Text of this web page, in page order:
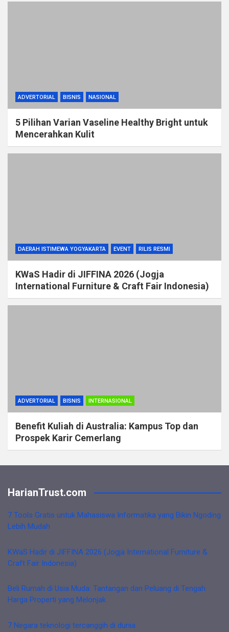
ADVERTORIAL BISNIS NASIONAL
5 Pilihan Varian Vaseline Healthy Bright untuk
Mencerahkan Kulit
DAERAH ISTIMEWA YOGYAKARTA EVENT RILIS RESMI
KWaS Hadir di JIFFINA 2026 (Jogja
International Furniture & Craft Fair Indonesia)
ADVERTORIAL BISNIS INTERNASIONAL
Benefit Kuliah di Australia: Kampus Top dan
Prospek Karir Cemerlang
HarianTrust.com
7 Tools Gratis untuk Mahasiswa Informatika yang Bikin Ngoding
Lebih Mudah
KWaS Hadir di JIFFINA 2026 (Jogja International Furniture &
Craft Fair Indonesia)
Beli Rumah di Usia Muda: Tantangan dan Peluang di Tengah
Harga Properti yang Melonjak
7 Negara teknologi tercanggih di dunia